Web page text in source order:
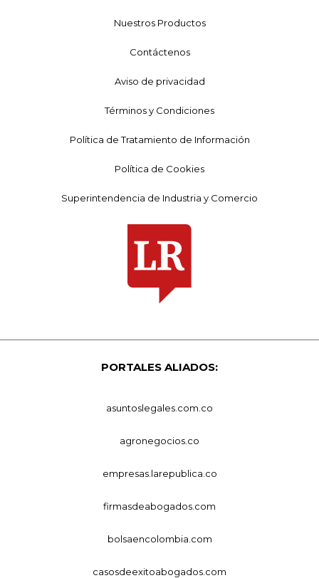
Nuestros Productos
Contáctenos
Aviso de privacidad
Términos y Condiciones
Política de Tratamiento de Información
Política de Cookies
Superintendencia de Industria y Comercio
PORTALES ALIADOS:
asuntoslegales.com.co
agronegocios.co
empresas.larepublica.co
firmasdeabogados.com
bolsaencolombia.com
casosdeexitoabogados.com